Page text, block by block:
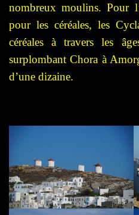
nombreux moulins. Pour
pour les céréales, les
céréales à travers les
surplombant Chora à
d’une dizaine.